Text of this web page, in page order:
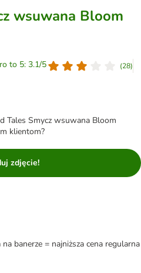
wsuwana Bloom
to 5: 3.1/5 (28)
Tales Smycz wsuwana Bloom
klientom?
zdjęcie!
banerze = najniższa cena regularna